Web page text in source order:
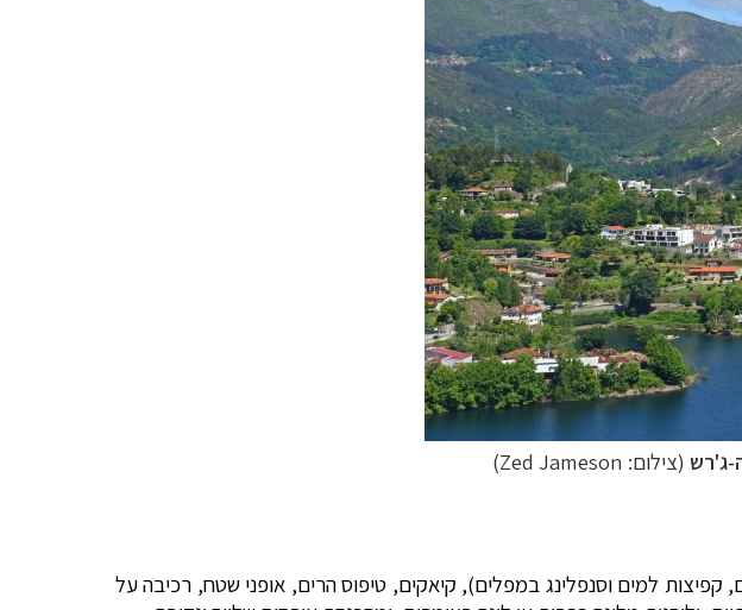
ג'רש (צילום: Zed Jameson)
קפיצות למים וסנפלינג במפלים), קיאקים, טיפוס הרים, אופני שטח, רכיבה על